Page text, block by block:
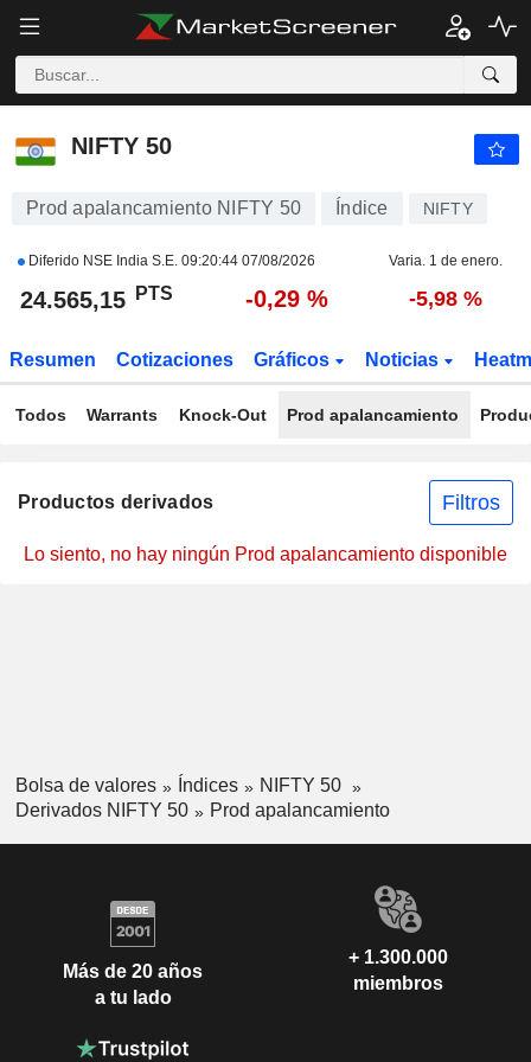
NIFTY 50
NIFTY 50
Prod apalancamiento NIFTY 50 Índice NIFTY
Diferido NSE India S.E. 09:20:44 07/08/2026 Varia. 1 de enero.
24.565,15 PTS -0,29 % -5,98 %
Resumen Cotizaciones Gráficos Noticias
Todos Warrants Knock-Out Prod apalancamiento
Productos derivados Filtros
Lo siento, no hay ningún Prod apalancamiento disponible
Bolsa de valores Índices
NIFTY 50
Derivados NIFTY 50
Prod apalancamiento
Más de 20 años
a tu lado
+ 1.300.000
miembros